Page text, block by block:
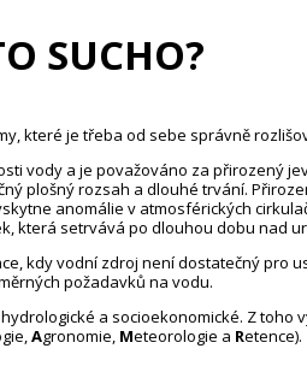
SUCHO?
které je třeba od sebe správně
vody a je považováno za přirozený
plošný rozsah a dlouhé trvání.
anomálie v atmosférických
která setrvává po dlouhou dobu nad
kdy vodní zdroj není dostatečný pro
požadavků na vodu.
a socioekonomické. Z toho
Agronomie, Meteorologie a Retence).